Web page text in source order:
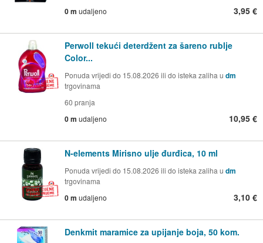
0 m udaljeno 3,95 €
Perwoll tekući deterdžent za šareno rublje
Color...
Ponuda vrijedi do 15.08.2026 ili do isteka zaliha u dm
trgovinama
60 pranja
0 m udaljeno 10,95 €
N-elements Mirisno ulje đurđica, 10 ml
Ponuda vrijedi do 15.08.2026 ili do isteka zaliha u dm
trgovinama
0 m udaljeno 3,10 €
Denkmit maramice za upijanje boja, 50 kom.